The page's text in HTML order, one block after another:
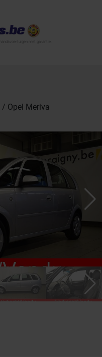
Opel Meriva